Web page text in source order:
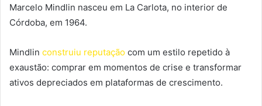
Marcelo Mindlin nasceu em La Carlota, no interior de
Córdoba, em 1964.
Mindlin construiu reputação com um estilo repetido à
exaustão: comprar em momentos de crise e transformar
ativos depreciados em plataformas de crescimento.